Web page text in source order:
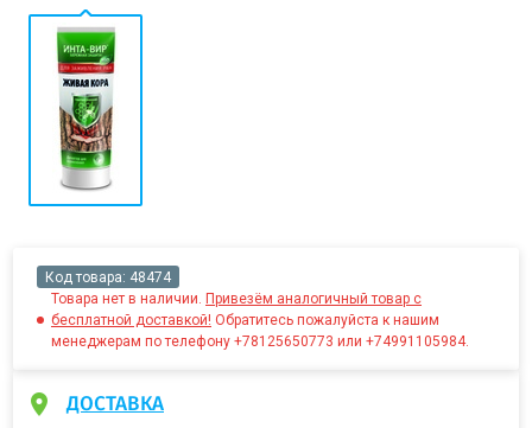
Код товара: 48474
Товара нет в наличии. Привезём аналогичный товар с
бесплатной доставкой! Обратитесь пожалуйста к нашим
менеджерам по телефону +78125650773 или +74991105984.
ДОСТАВКА